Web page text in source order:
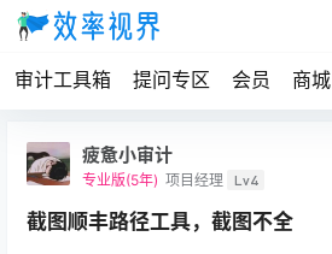
审计工具箱 提问专区 会员 商城
疲惫小审计
专业版(5年) 项目经理 Lv4
截图顺丰路径工具，截图不全